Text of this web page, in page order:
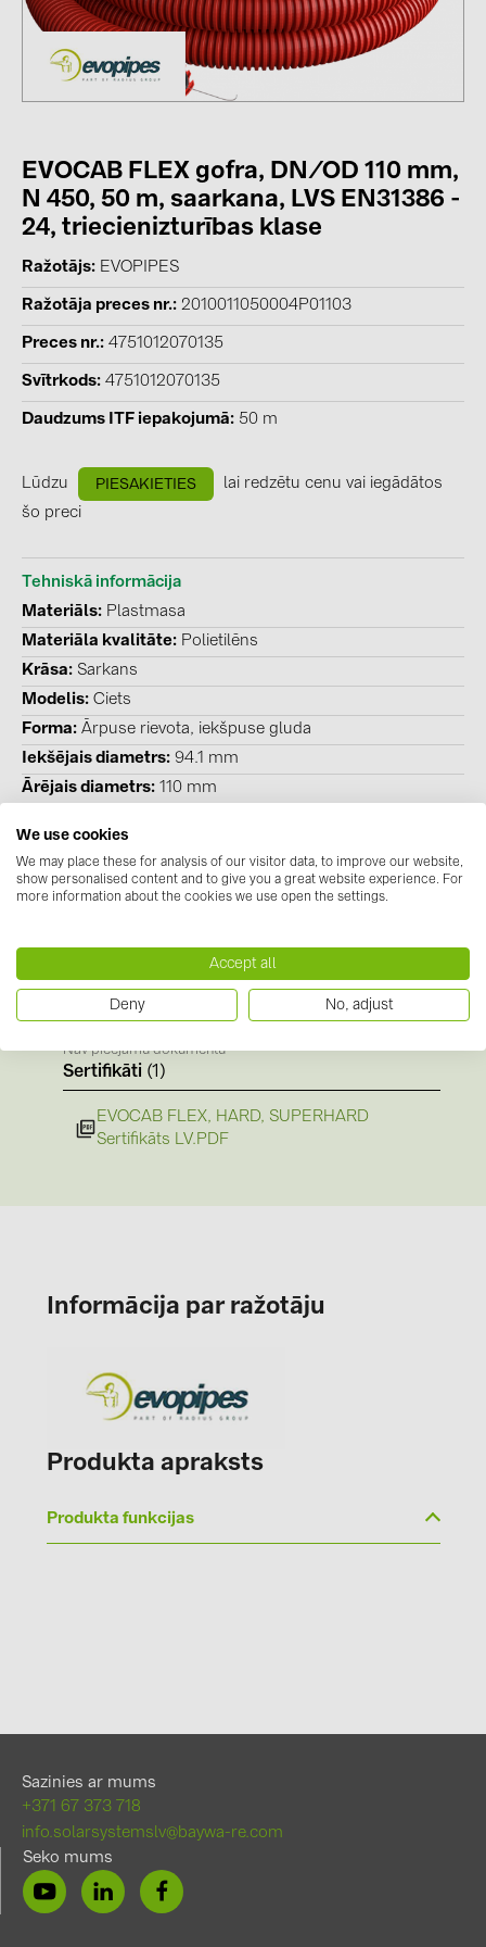
kontakti
KATEGORIJAS
Invertori (105)
Invertoru aksesuāri (84)
Enerģijas uzglabāšana (71)
E-Mobilitāte (19)
Instalācijas (87)
RAŽOTĀJI
ABB (21)
BAKS (51)
FRONIUS (42)
GROMTOR (32)
GoodWe (40)
HUAWEI (53)
JAsolar (6)
JINKO (1)
LEADER (6)
LONGi Solar (5)
PROJOY (3)
PRYSMIAN DRAKA (18)
PYLONTECH (17)
QILOWATT (3)
SolarEdge (2)
WHES (5)
EVOCAB FLEX gofra, DN/OD 110 mm,
N 450, 50 m, saarkana, LVS EN31386 -
24, triecienizturības klase
Ražotājs EVOPIPES
Ražotāja preces nr. 2010011050004P01103
Preces nr. 4751012070135
Svītrkods 4751012070135
Daudzums ITF iepakojumā 50 m
Lūdzu PIESAKIETIES
lai redzētu cenu vai iegādātos
šo preci
Tehniskā informācija
Materiāls Plastmasa
Materiāla kvalitāte
Polietilēns
Krāsa
Sarkans
Modelis Ciets
Forma Ārpuse rievota, iekšpuse gluda
Iekšējais diametrs 94.1 mm
Ārējais diametrs 110 mm
Lejupielādes
EVOCAB Katalogs LV.PDF
Norādījumi
Nav pieejamu dokumentu
Sertifikāti (1)
EVOCAB FLEX, HARD, SUPERHARD
Sertifikāts LV.PDF
Informācija par ražotāju
Produkta apraksts
Produkta funkcijas
Sazinies ar mums
+371 67 373 718
info.solarsystemslv@baywa-re.com
Seko mums
We use cookies
We may place these for analysis of our visitor data, to improve our website,
show personalised content and to give you a great website experience. For
more information about the cookies we use open the settings.
Accept all
Deny No, adjust